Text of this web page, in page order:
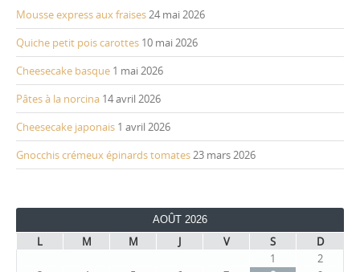
Mousse express aux fraises24 mai 2026
Quiche petit pois carottes 10 mai 2026
Cheesecake basque 1 mai 2026
Pâtes à la norcina 14 avril 2026
Cheesecake japonais 1 avril 2026
Gnocchis crémeux épinards tomates23 mars 2026
AOÛT 2026
L M M J V S
D
1
2